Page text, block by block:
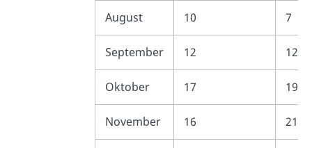
August 10 7
September 12 12
Oktober 17 19
November 16 21